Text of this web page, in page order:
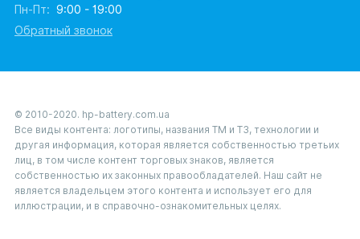
Пн-Пт: 9:00 - 19:00
Обратный звонок
© 2010-2020. hp-battery.com.ua
Все виды контента: логотипы, названия ТМ и ТЗ, технологии и
другая информация, которая является собственностью третьих
лиц, в том числе контент торговых знаков, является
собственностью их законных правообладателей. Наш сайт не
является владельцем этого контента и использует его для
иллюстрации, и в справочно-ознакомительных целях.